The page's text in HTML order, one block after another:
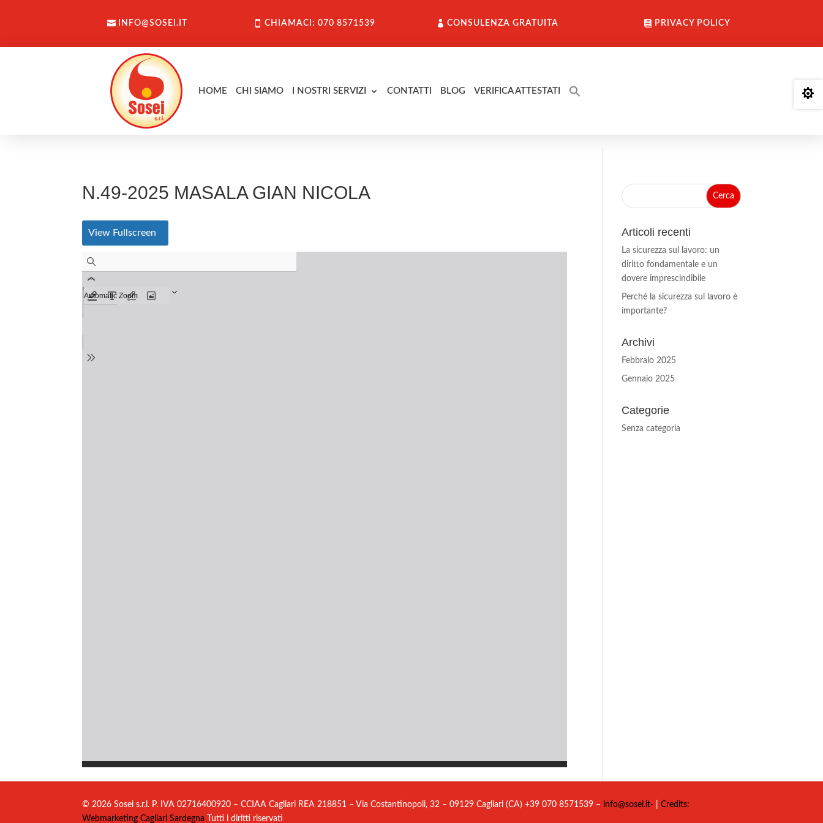
INFO@SOSEI.IT CHIAMACI: 070 8571539 CONSULENZA GRATUITA PRIVACY POLICY
HOME CHI SIAMO I NOSTRI SERVIZI CONTATTI BLOG VERIFICA ATTESTATI
N.49-2025 MASALA GIAN NICOLA
View Fullscreen Articoli recenti
La sicurezza sul lavoro: un
diritto fondamentale e un
dovere imprescindibile
Perché la sicurezza sul lavoro è
importante?
Archivi
Febbraio 2025
Gennaio 2025
Categorie
Senza categoria
© 2026 Sosei s.r.l. P. IVA 02716400920 – CCIAA Cagliari REA 218851 – Via Costantinopoli, 32 – 09129 Cagliari (CA) +39 070 8571539 – info@sosei.it-
Credits:
Webmarketing Cagliari Sardegna
Tutti i diritti riservati
